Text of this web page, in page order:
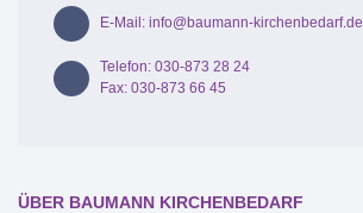
E-Mail: info@baumann-kirchenbedarf.de
Telefon: 030-873 28 24
Fax: 030-873 66 45
ÜBER BAUMANN KIRCHENBEDARF